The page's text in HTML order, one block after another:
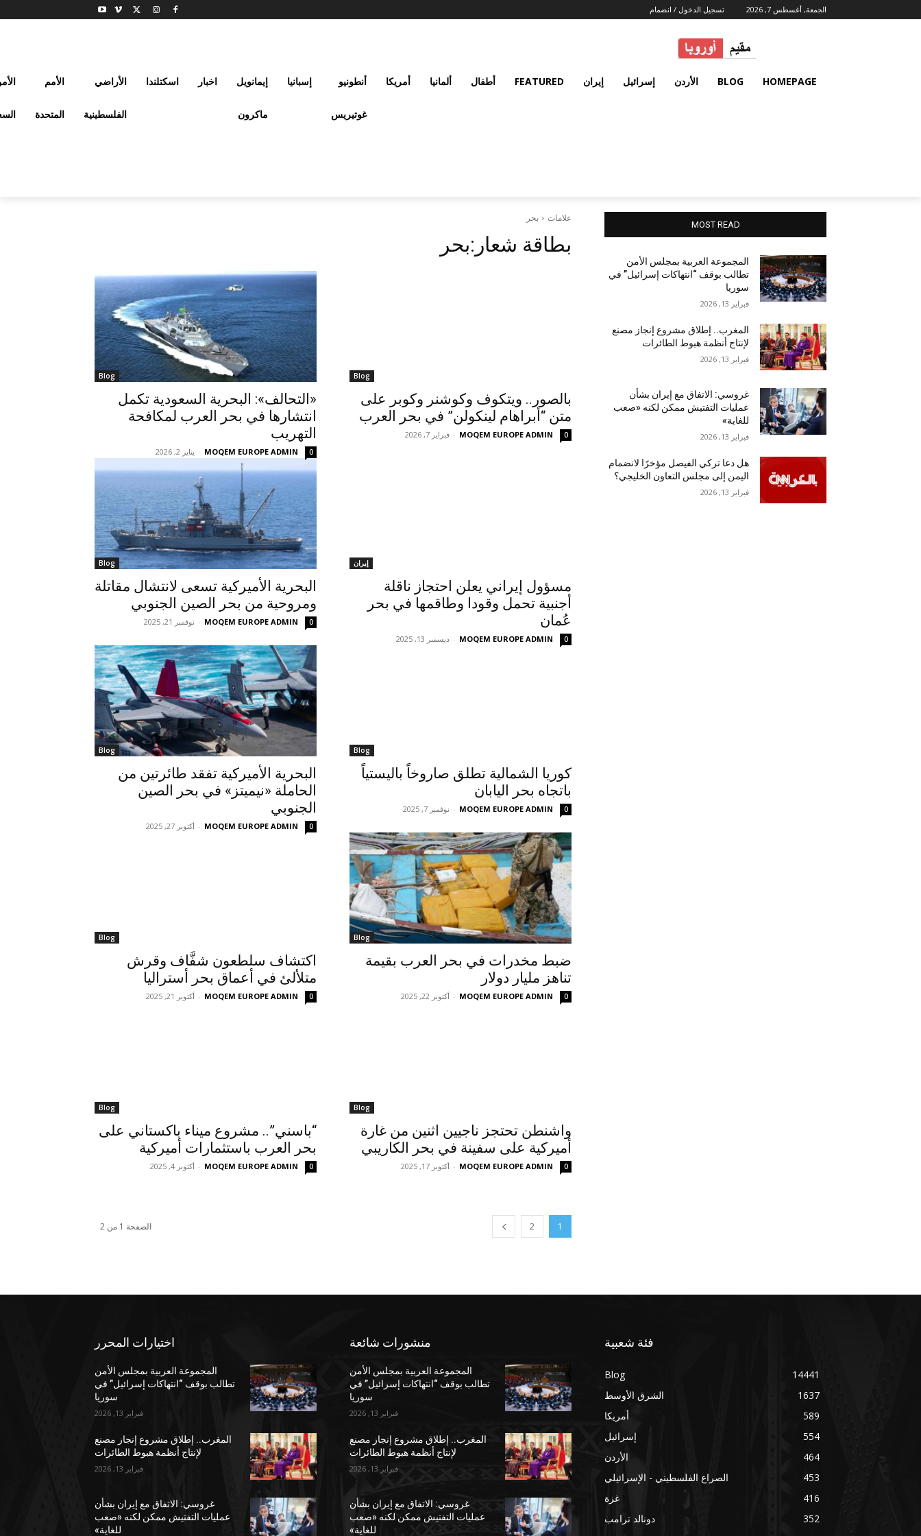
الجمعة, أغسطس 7, 2026 تسجيل الدخول / انضمام
HOMEPAGE
BLOG الأردن إسرائيل إيران FEATURED أطفال ألمانيا أمريكا أنطونيو
غوتيريس
إسبانيا إيمانويل
ماكرون
اخبار اسكتلندا الأراضي
الفلسطينية
الأمم
المتحدة
علامات بحر
بطاقة شعار:بحر
Blog
بالصور.. ويتكوف وكوشنر وكوبر على
متن “أبراهام لينكولن” في بحر العرب
MOQEM EUROPE ADMIN
- فبراير 7, 2026 0
Blog
«التحالف»: البحرية السعودية تكمل
انتشارها في بحر العرب لمكافحة
التهريب
MOQEM EUROPE ADMIN
- يناير 2, 2026 0
إيران
مسؤول إيراني يعلن احتجاز ناقلة
أجنبية تحمل وقودا وطاقمها في بحر
عُمان
MOQEM EUROPE ADMIN
- ديسمبر 13, 2025 0
Blog
البحرية الأميركية تسعى لانتشال مقاتلة
ومروحية من بحر الصين الجنوبي
MOQEM EUROPE ADMIN
- نوفمبر 21, 2025 0
Blog
كوريا الشمالية تطلق صاروخاً باليستياً
باتجاه بحر اليابان
MOQEM EUROPE ADMIN
- نوفمبر 7, 2025 0
Blog
البحرية الأميركية تفقد طائرتين من
الحاملة «نيميتز» في بحر الصين
الجنوبي
MOQEM EUROPE ADMIN
- أكتوبر 27, 2025 0
Blog
ضبط مخدرات في بحر العرب بقيمة
تناهز مليار دولار
MOQEM EUROPE ADMIN
- أكتوبر 22, 2025 0
Blog
اكتشاف سلطعون شفَّاف وقرش
متلألئ في أعماق بحر أستراليا
MOQEM EUROPE ADMIN
- أكتوبر 21, 2025 0
Blog
واشنطن تحتجز ناجيين اثنين من غارة
أميركية على سفينة في بحر الكاريبي
MOQEM EUROPE ADMIN
- أكتوبر 17, 2025 0
Blog
“باسني”.. مشروع ميناء باكستاني على
بحر العرب باستثمارات أميركية
MOQEM EUROPE ADMIN
- أكتوبر 4, 2025 0
1
2 الصفحة 1 من 2
MOST READ
المجموعة العربية بمجلس الأمن
تطالب بوقف “انتهاكات إسرائيل” في
سوريا
فبراير 13, 2026
المغرب.. إطلاق مشروع إنجاز مصنع
لإنتاج أنظمة هبوط الطائرات
فبراير 13, 2026
غروسي: الاتفاق مع إيران بشأن
عمليات التفتيش ممكن لكنه «صعب
للغاية»
فبراير 13, 2026
هل دعا تركي الفيصل مؤخرًا لانضمام
اليمن إلى مجلس التعاون الخليجي؟
فبراير 13, 2026
اختيارات المحرر
المجموعة العربية بمجلس الأمن
تطالب بوقف “انتهاكات إسرائيل” في
سوريا
فبراير 13, 2026
المغرب.. إطلاق مشروع إنجاز مصنع
لإنتاج أنظمة هبوط الطائرات
فبراير 13, 2026
غروسي: الاتفاق مع إيران بشأن
عمليات التفتيش ممكن لكنه «صعب
للغاية»
منشورات شائعة
المجموعة العربية بمجلس الأمن
تطالب بوقف “انتهاكات إسرائيل” في
سوريا
فبراير 13, 2026
المغرب.. إطلاق مشروع إنجاز مصنع
لإنتاج أنظمة هبوط الطائرات
فبراير 13, 2026
غروسي: الاتفاق مع إيران بشأن
عمليات التفتيش ممكن لكنه «صعب
للغاية»
فئة شعبية
Blog
14441
الشرق الأوسط
1637
أمريكا
589
إسرائيل
554
الأردن
464
الصراع الفلسطيني - الإسرائيلي
453
غزة
416
دونالد ترامب
352